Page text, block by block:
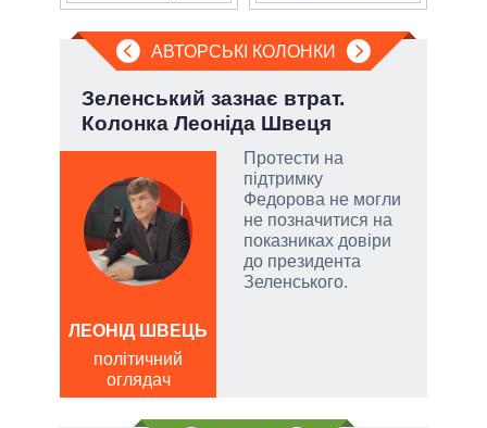
АВТОРСЬКІ КОЛОНКИ
Зеленський зазнає втрат.
Колонка Леоніда Швеця
Протести на
підтримку
Федорова не могли
не позначитися на
показниках довіри
до президента
Зеленського.
ЛЕОНІД ШВЕЦЬ
політичний
оглядач